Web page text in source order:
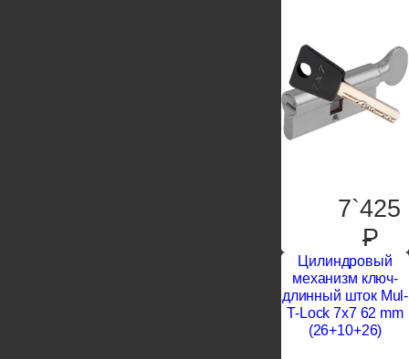
7`425
P
Цилиндровый
механизм ключ-
длинный шток Mul-
T-Lock 7x7 62 mm
(26+10+26)